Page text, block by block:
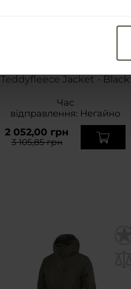
Teddyfleece Jacket - Black
Час
відправлення: Негайно
2 052,00 грн
3 105,85 грн